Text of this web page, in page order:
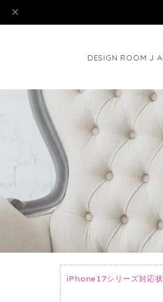
DESIGN ROOM J
iPhone17シリーズ対応